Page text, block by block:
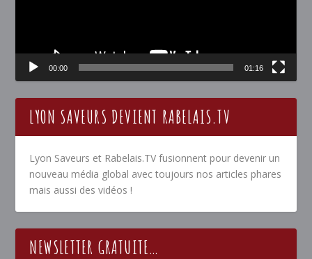
00:00 01:16
LYON SAVEURS DEVIENT RABELAIS.TV
Lyon Saveurs et Rabelais.TV fusionnent pour devenir un
nouveau média global avec toujours nos articles phares
mais aussi des vidéos !
NEWSLETTER GRATUITE…